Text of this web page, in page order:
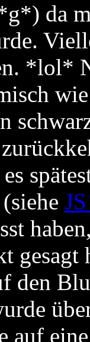
da
*lol*
gesagt
den
auf